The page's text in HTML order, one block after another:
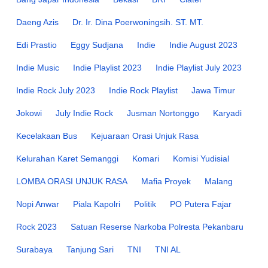
Daeng Azis Dr. Ir. Dina Poerwoningsih. ST. MT.
Edi Prastio Eggy Sudjana Indie Indie August 2023
Indie Music Indie Playlist 2023 Indie Playlist July 2023
Indie Rock July 2023 Indie Rock Playlist Jawa Timur
Jokowi July Indie Rock Jusman Nortonggo Karyadi
Kecelakaan Bus Kejuaraan Orasi Unjuk Rasa
Kelurahan Karet Semanggi Komari Komisi Yudisial
LOMBA ORASI UNJUK RASA Mafia Proyek Malang
Nopi Anwar Piala Kapolri Politik PO Putera Fajar
Rock 2023 Satuan Reserse Narkoba Polresta Pekanbaru
Surabaya Tanjung Sari TNI TNI AL